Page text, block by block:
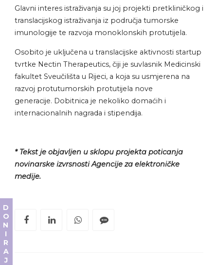
Glavni interes istraživanja su joj projekti pretkliničkog i
translacijskog istraživanja iz područja tumorske
imunologije te razvoja monoklonskih protutijela.
Osobito je uključena u translacijske aktivnosti startup
tvrtke Nectin Therapeutics, čiji je suvlasnik Medicinski
fakultet Sveučilišta u Rijeci, a koja su usmjerena na
razvoj protutumorskih protutijela nove
generacije. Dobitnica je nekoliko domaćih i
internacionalnih nagrada i stipendija.
* Tekst je objavljen u sklopu projekta poticanja
novinarske izvrsnosti Agencije za elektroničke
medije.
DONIRAJ